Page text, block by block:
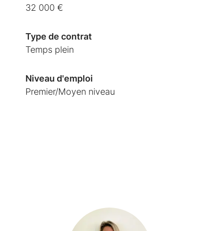
32 000 €
Type de contrat
Temps plein
Niveau d'emploi
Premier/Moyen niveau